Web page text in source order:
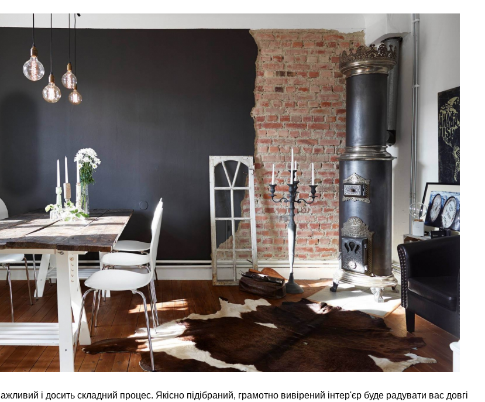
і досить складний процес. Якісно підібраний, грамотно вивірений інтер'єр буде радувати вас довгі